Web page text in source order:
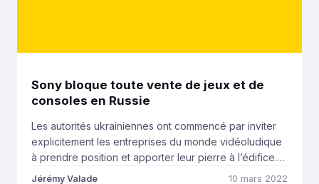
Sony bloque toute vente de jeux et de
consoles en Russie
Les autorités ukrainiennes ont commencé par inviter
explicitement les entreprises du monde vidéoludique
à prendre position et apporter leur pierre à l’édifice.
Beaucoup ont réagi rapidement mais hormis le fait de
Jérémy Valade 10 mars 2022